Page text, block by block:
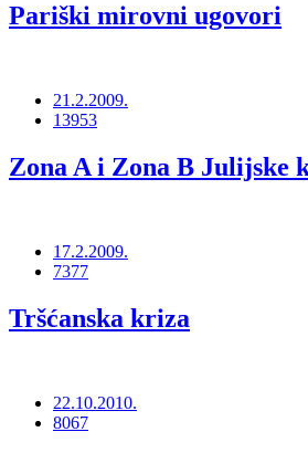
Pariški mirovni ugovori
21.2.2009.
13953
Zona A i Zona B Julijske
17.2.2009.
7377
Tršćanska kriza
22.10.2010.
8067